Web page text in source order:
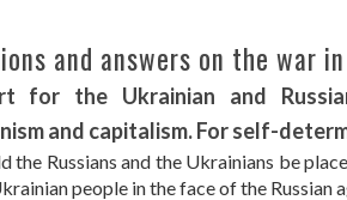
and answers on the war
for the Ukrainian and
and capitalism. For self-
the Russians and the Ukrainians be
people in the face of the Russian